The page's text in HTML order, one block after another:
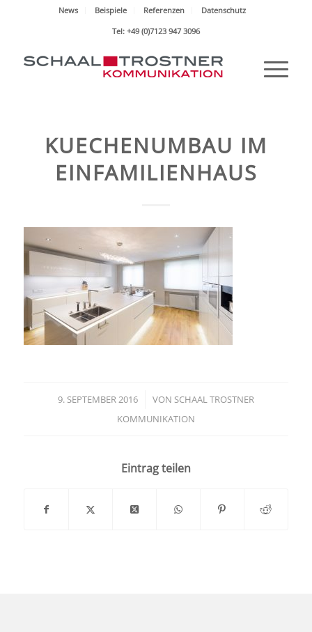
News Beispiele Referenzen
Datenschutz
Tel: +49 (0)7123 947 3096
KUECHENUMBAU IM
EINFAMILIENHAUS
9. SEPTEMBER 2016
/ VON SCHAAL TROSTNER
KOMMUNIKATION
Eintrag teilen